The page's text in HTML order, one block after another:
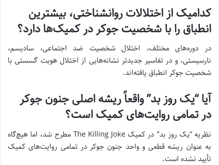
کدامیک از اختلالات روانشناختی، بیشترین
انطباق را با شخصیت جوکر در کمیک‌ها دارد؟
در دوره‌های مختلف، اختلال شخصیت ضد اجتماعی، سادیسم،
نارسیستی، و در تفاسیر جدیدتر نشانه‌هایی از اختلال هویت گسستی با
شخصیت جوکر انطباق یافته‌اند.
آیا “یک روز بد” واقعاً ریشه اصلی جنون جوکر
در تمامی روایت‌های کمیک است؟
نظریه “یک روز بد” در کمیک The Killing Joke مطرح شد، اما هیچ‌گاه
به عنوان ریشه قطعی و واحد جنون جوکر در تمامی روایت‌های کمیک
تأیید نشده است.